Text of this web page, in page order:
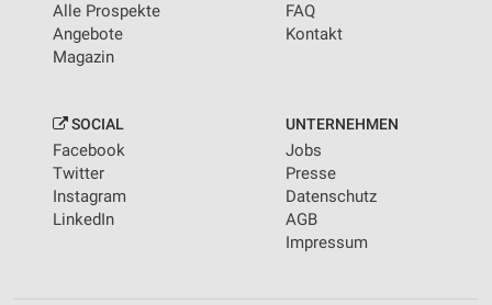
Alle Prospekte
Angebote
Magazin
FAQ
Kontakt
SOCIAL
Facebook
Twitter
Instagram
LinkedIn
UNTERNEHMEN
Jobs
Presse
Datenschutz
AGB
Impressum